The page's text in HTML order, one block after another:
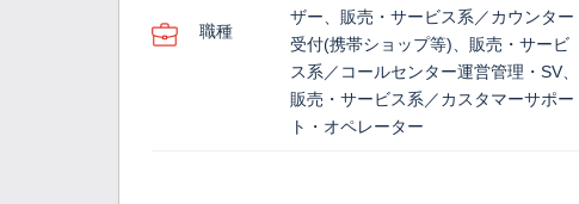
職種
ザー、販売・サービス系／カウンター
受付(携帯ショップ等)、販売・サービ
ス系／コールセンター運営管理・SV、
販売・サービス系／カスタマーサポー
ト・オペレーター